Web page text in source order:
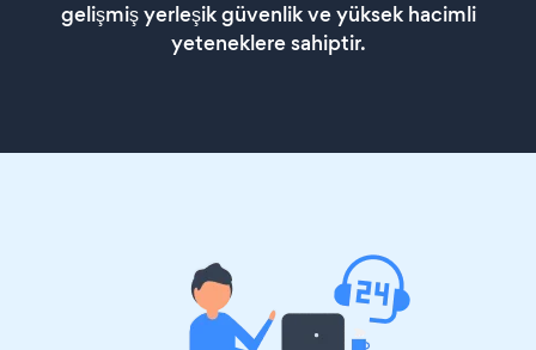
gelişmiş yerleşik güvenlik ve yüksek hacimli
yeteneklere sahiptir.